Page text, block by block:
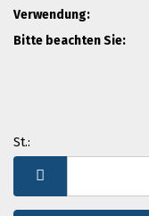
Verwendung:
Bitte beachten Sie:
St.:
St.